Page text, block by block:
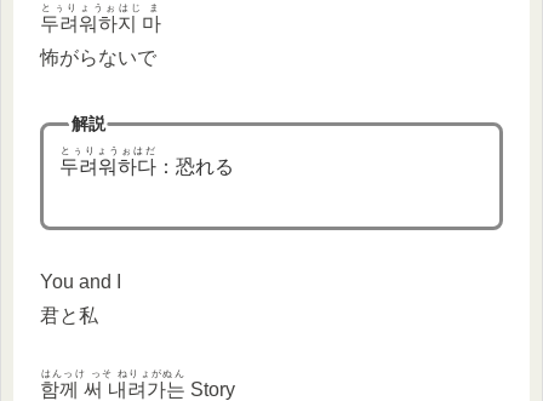
두려워하지 마
とぅりょうぉはじ ま
怖がらないで
解説
두려워하다
とぅりょうぉはだ
：恐れる
You and I
君と私
함께 써 내려가는
はんっけ っそ ねりょがぬん
Story